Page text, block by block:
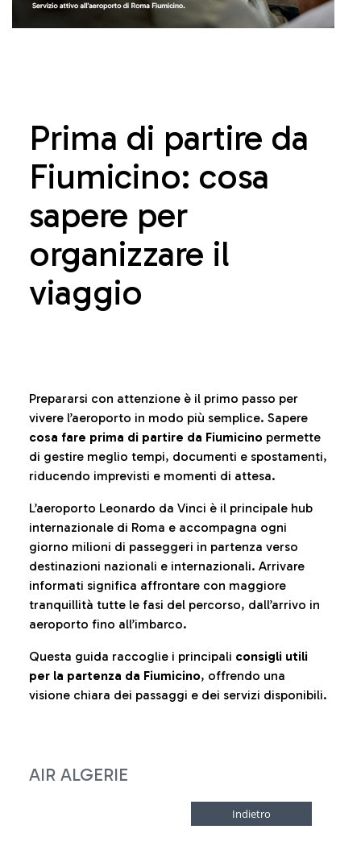
Prima di partire da
Fiumicino: cosa
sapere per
organizzare il
viaggio
Prepararsi con attenzione è il primo passo per
vivere l’aeroporto in modo più semplice. Sapere
cosa fare prima di partire da Fiumicino permette
di gestire meglio tempi, documenti e spostamenti,
riducendo imprevisti e momenti di attesa.
L’aeroporto Leonardo da Vinci è il principale hub
internazionale di Roma e accompagna ogni
giorno milioni di passeggeri in partenza verso
destinazioni nazionali e internazionali. Arrivare
informati significa affrontare con maggiore
tranquillità tutte le fasi del percorso, dall’arrivo in
aeroporto fino all’imbarco.
Questa guida raccoglie i principali consigli utili
per la partenza da Fiumicino, offrendo una
visione chiara dei passaggi e dei servizi disponibili.
AIR ALGERIE